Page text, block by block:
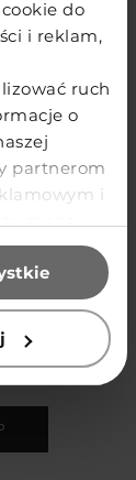
do
i reklam,
ruch
o
partnerom
i
mogą
z innymi
Ciebie